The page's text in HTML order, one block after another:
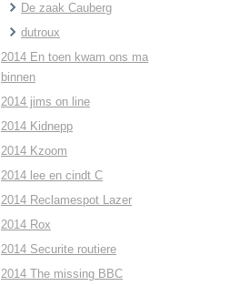
De zaak Cauberg
dutroux
2014 En toen kwam ons ma
binnen
2014 jims on line
2014 Kidnepp
2014 Kzoom
2014 lee en cindt C
2014 Reclamespot Lazer
2014 Rox
2014 Securite routiere
2014 The missing BBC